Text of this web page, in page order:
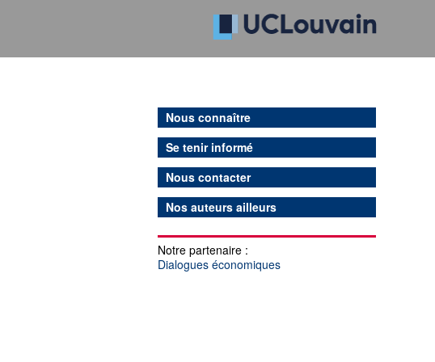
Nous connaître
Se tenir informé
Nous contacter
Nos auteurs ailleurs
Notre partenaire :
Dialogues économiques